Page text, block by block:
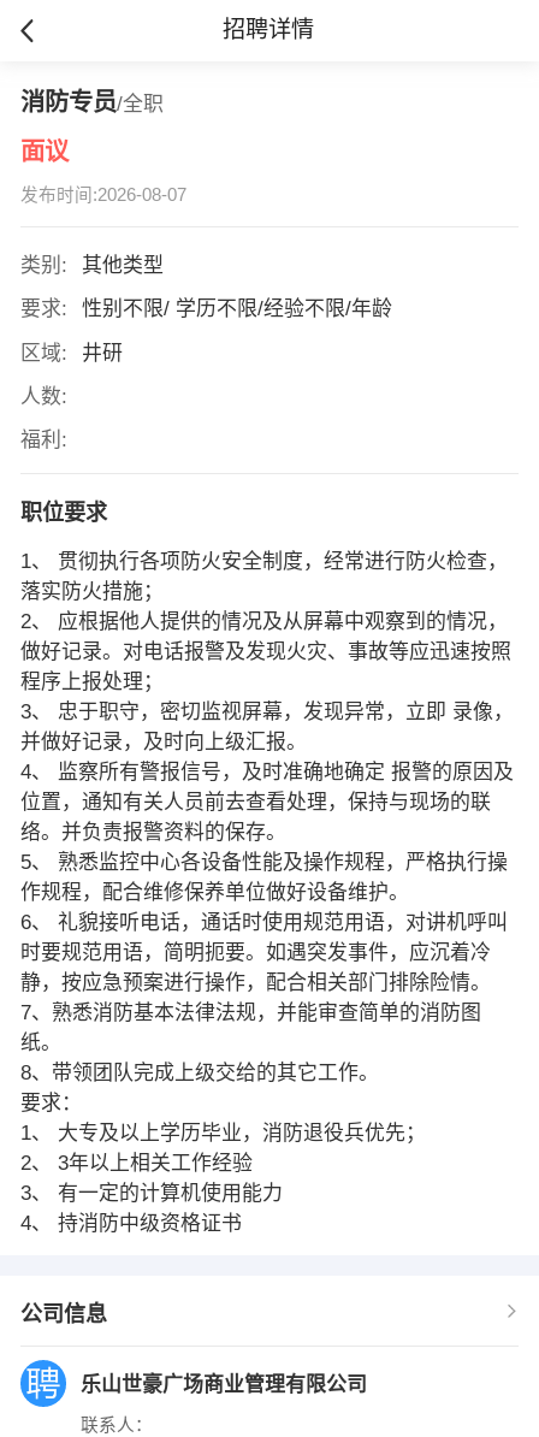
招聘详情
消防专员/全职
面议
发布时间:2026-08-07
类别:
其他类型
要求:
性别不限/ 学历不限/经验不限/年龄
区域:
井研
人数:
福利:
职位要求
1、 贯彻执行各项防火安全制度，经常进行防火检查，
落实防火措施；
2、 应根据他人提供的情况及从屏幕中观察到的情况，
做好记录。对电话报警及发现火灾、事故等应迅速按照
程序上报处理；
3、 忠于职守，密切监视屏幕，发现异常，立即 录像，
并做好记录，及时向上级汇报。
4、 监察所有警报信号，及时准确地确定 报警的原因及
位置，通知有关人员前去查看处理，保持与现场的联
络。并负责报警资料的保存。
5、 熟悉监控中心各设备性能及操作规程，严格执行操
作规程，配合维修保养单位做好设备维护。
6、 礼貌接听电话，通话时使用规范用语，对讲机呼叫
时要规范用语，简明扼要。如遇突发事件，应沉着冷
静，按应急预案进行操作，配合相关部门排除险情。
7、熟悉消防基本法律法规，并能审查简单的消防图
纸。
8、带领团队完成上级交给的其它工作。
要求：
1、 大专及以上学历毕业，消防退役兵优先；
2、 3年以上相关工作经验
3、 有一定的计算机使用能力
4、 持消防中级资格证书
公司信息
乐山世豪广场商业管理有限公司
联系人：